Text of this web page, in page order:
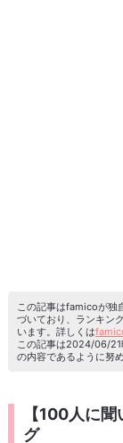
この記事はfamicoが独
づいており、ランキン
います。詳しくは
この記事は2024/06/21
の内容であるように努
【100人に
グ